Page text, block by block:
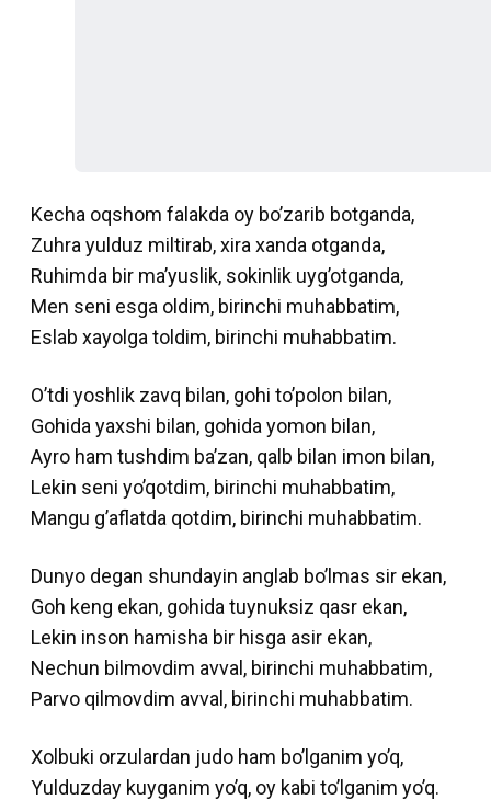
Kecha oqshom falakda oy bo’zarib botganda,
Zuhra yulduz miltirab, xira xanda otganda,
Ruhimda bir ma’yuslik, sokinlik uyg’otganda,
Men seni esga oldim, birinchi muhabbatim,
Eslab xayolga toldim, birinchi muhabbatim.
O’tdi yoshlik zavq bilan, gohi to’polon bilan,
Gohida yaxshi bilan, gohida yomon bilan,
Ayro ham tushdim ba’zan, qalb bilan imon bilan,
Lekin seni yo’qotdim, birinchi muhabbatim,
Mangu g’aflatda qotdim, birinchi muhabbatim.
Dunyo degan shundayin anglab bo’lmas sir ekan,
Goh keng ekan, gohida tuynuksiz qasr ekan,
Lekin inson hamisha bir hisga asir ekan,
Nechun bilmovdim avval, birinchi muhabbatim,
Parvo qilmovdim avval, birinchi muhabbatim.
Xolbuki orzulardan judo ham bo’lganim yo’q,
Yulduzday kuyganim yo’q, oy kabi to’lganim yo’q.